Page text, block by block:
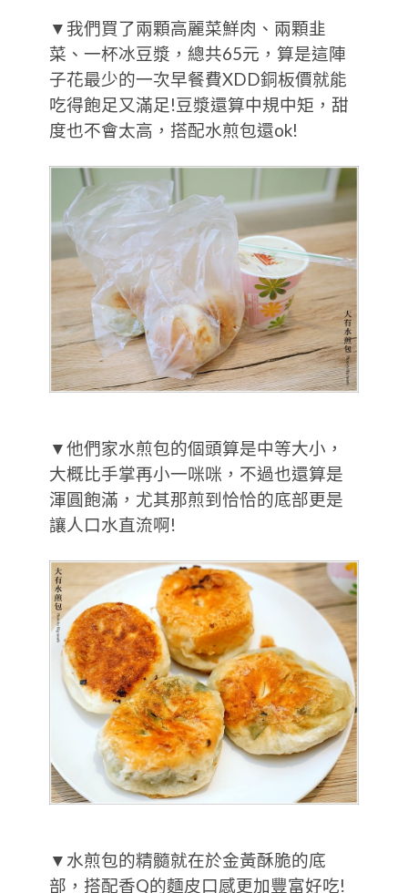
▼我們買了兩顆高麗菜鮮肉、兩顆韭
菜、一杯冰豆漿，總共65元，算是這陣
子花最少的一次早餐費XDD銅板價就能
吃得飽足又滿足!豆漿還算中規中矩，甜
度也不會太高，搭配水煎包還ok!
▼他們家水煎包的個頭算是中等大小，
大概比手掌再小一咪咪，不過也還算是
渾圓飽滿，尤其那煎到恰恰的底部更是
讓人口水直流啊!
▼水煎包的精髓就在於金黃酥脆的底
部，搭配香Q的麵皮口感更加豐富好吃!